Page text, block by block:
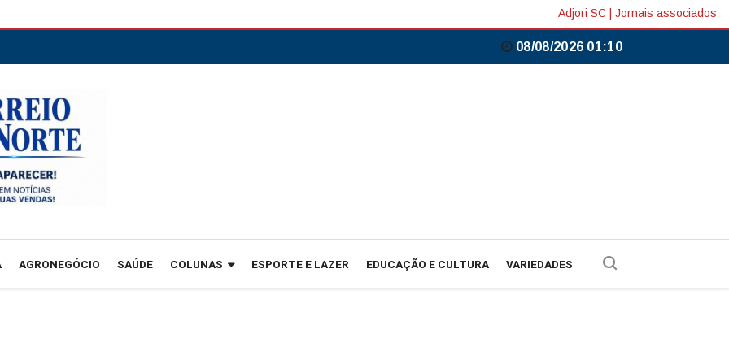
Adjori SC Jornais associados
08/08/2026 01:10
AGRONEGÓCIO SAÚDE COLUNAS ESPORTE E LAZER EDUCAÇÃO E CULTURA VARIEDADES